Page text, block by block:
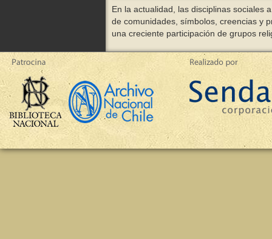
En la actualidad, las disciplinas sociales
de comunidades, símbolos, creencias y
una creciente participación de grupos